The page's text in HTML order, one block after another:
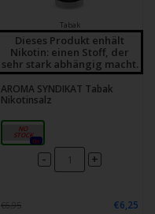
Tabak
Dieses Produkt enhält
Nikotin: einen Stoff, der
sehr stark abhängig macht.
AROMA SYNDIKAT Tabak
Nikotinsalz
18mg
0x
- +
€6,95
€6,25